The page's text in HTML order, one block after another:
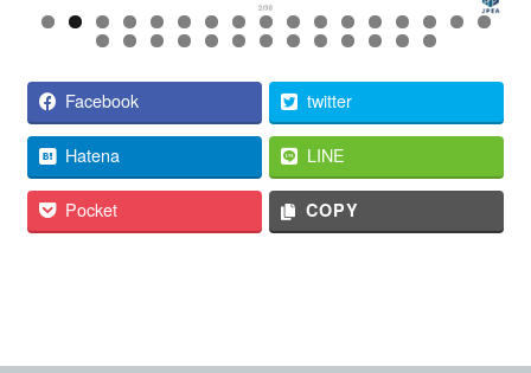
Facebook twitter
Hatena LINE
Pocket COPY